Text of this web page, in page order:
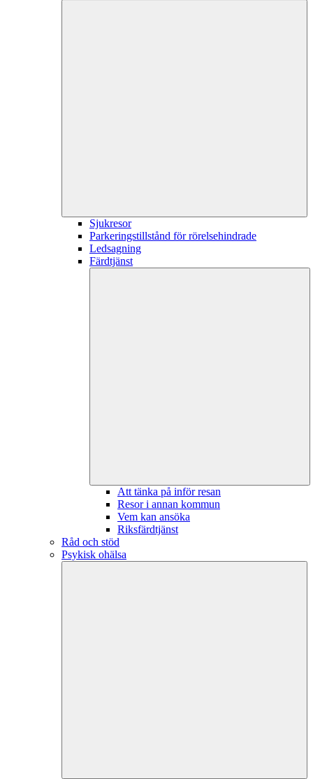
Sjukresor
Parkeringstillstånd för rörelsehindrade
Ledsagning
Färdtjänst
Att tänka på inför resan
Resor i annan kommun
Vem kan ansöka
Riksfärdtjänst
Råd och stöd
Psykisk ohälsa